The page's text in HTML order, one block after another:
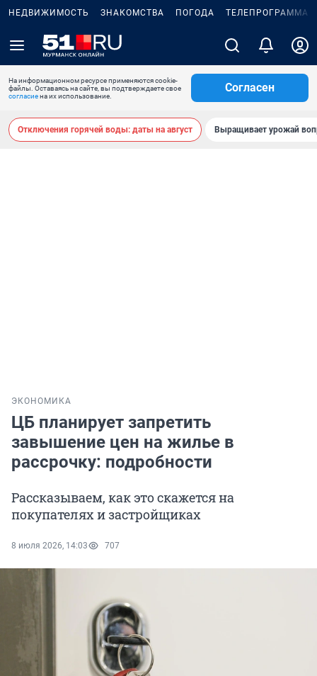
НЕДВИЖИМОСТЬ ЗНАКОМСТВА ПОГОДА ТЕЛЕПРОГРАММА
На информационном ресурсе применяются cookie-
файлы. Оставаясь на сайте, вы подтверждаете свое
согласиена их использование.
Согласен
Отключения горячей воды: даты на август Выращивает урожай
ЭКОНОМИКА
ЦБ планирует запретить
завышение цен на жилье в
рассрочку: подробности
Рассказываем, как это скажется на
покупателях и застройщиках
8 июля 2026, 14:03 707